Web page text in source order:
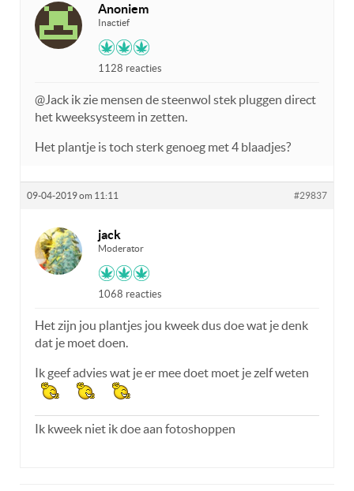
Anoniem
Inactief
1128 reacties
@Jack ik zie mensen de steenwol stek pluggen direct
het kweeksysteem in zetten.
Het plantje is toch sterk genoeg met 4 blaadjes?
09-04-2019 om 11:11 #29837
jack
Moderator
1068 reacties
Het zijn jou plantjes jou kweek dus doe wat je denk
dat je moet doen.
Ik geef advies wat je er mee doet moet je zelf weten
Ik kweek niet ik doe aan fotoshoppen